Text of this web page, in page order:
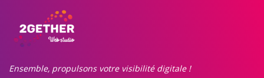
Ensemble, propulsons votre visibilité digitale !